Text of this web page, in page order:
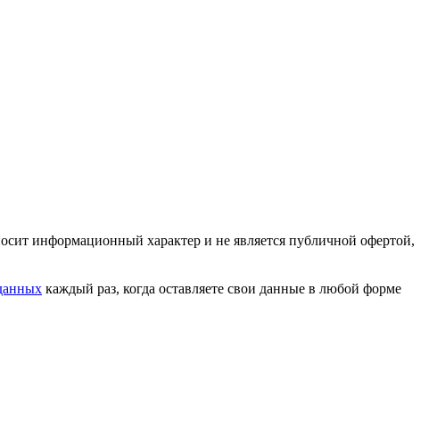
информационный характер и не является публичной офертой,
каждый раз, когда оставляете свои данные в любой форме